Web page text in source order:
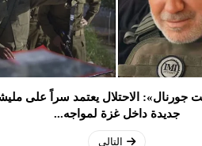
جورنال»: الاحتلال يعتمد سراً على
جديدة داخل غزة لمواجه...
التالي